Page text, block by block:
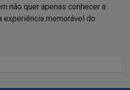
não quer apenas conhecer a
experiência memorável do